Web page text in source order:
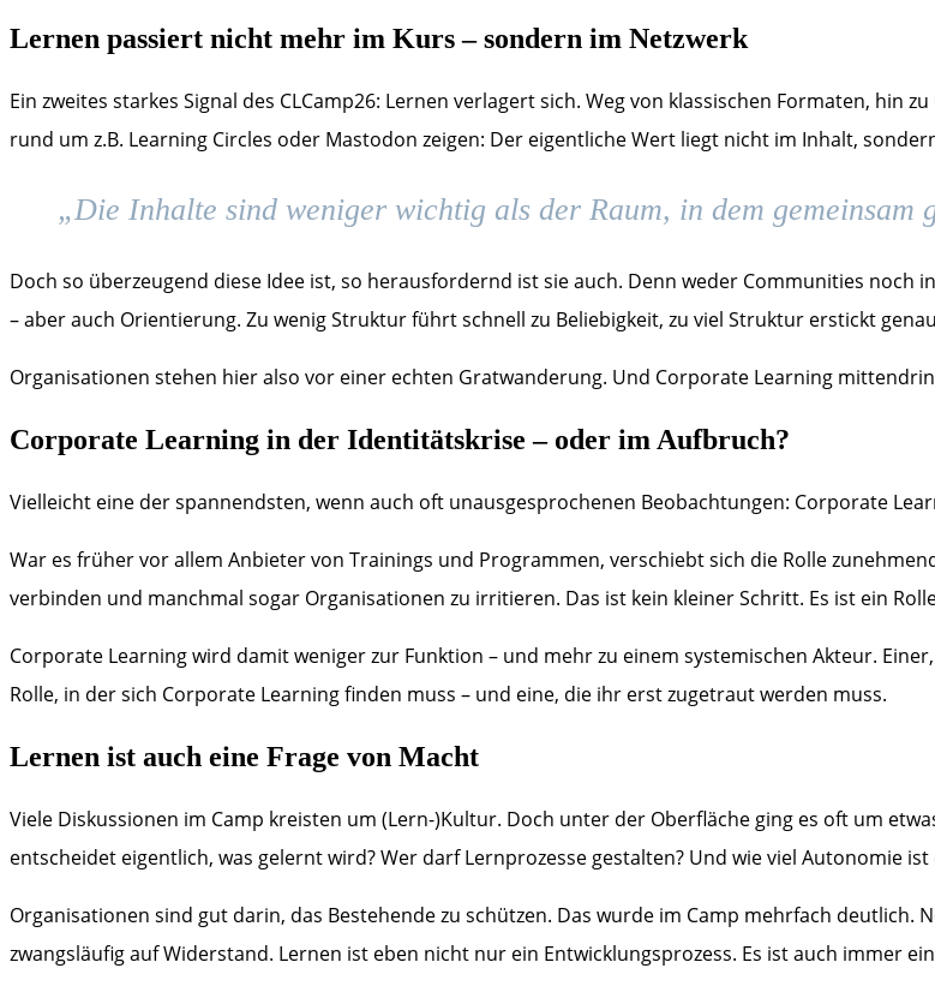
Lernen passiert nicht mehr im Kurs – sondern im Netzwerk
Ein zweites starkes Signal des CLCamp26: Lernen verlagert sich. Weg von klassischen Formaten, hin
rund um z.B. Learning Circles oder Mastodon zeigen: Der eigentliche Wert liegt nicht im Inhalt,
„Die Inhalte sind weniger wichtig als der Raum, in dem gemeinsam
Doch so überzeugend diese Idee ist, so herausfordernd ist sie auch. Denn weder Communities noch
– aber auch Orientierung. Zu wenig Struktur führt schnell zu Beliebigkeit, zu viel Struktur erstickt
Organisationen stehen hier also vor einer echten Gratwanderung. Und Corporate Learning
Corporate Learning in der Identitätskrise – oder im Aufbruch?
Vielleicht eine der spannendsten, wenn auch oft unausgesprochenen Beobachtungen: Corporate
War es früher vor allem Anbieter von Trainings und Programmen, verschiebt sich die Rolle
verbinden und manchmal sogar Organisationen zu irritieren. Das ist kein kleiner Schritt. Es ist ein
Corporate Learning wird damit weniger zur Funktion – und mehr zu einem systemischen Akteur.
Rolle, in der sich Corporate Learning finden muss – und eine, die ihr erst zugetraut werden muss.
Lernen ist auch eine Frage von Macht
Viele Diskussionen im Camp kreisten um (Lern-)Kultur. Doch unter der Oberfläche ging es oft um
entscheidet eigentlich, was gelernt wird? Wer darf Lernprozesse gestalten? Und wie viel Autonomie
Organisationen sind gut darin, das Bestehende zu schützen. Das wurde im Camp mehrfach
zwangsläufig auf Widerstand. Lernen ist eben nicht nur ein Entwicklungsprozess. Es ist auch immer